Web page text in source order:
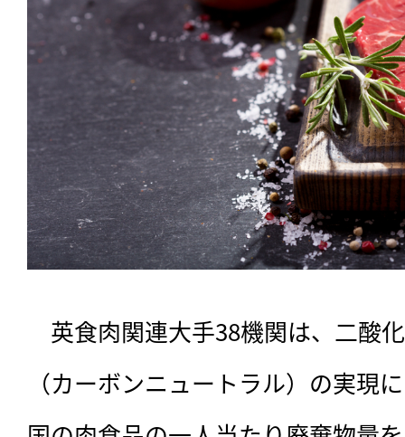
英食肉関連大手38機関は、二酸
（カーボンニュートラル）の実現